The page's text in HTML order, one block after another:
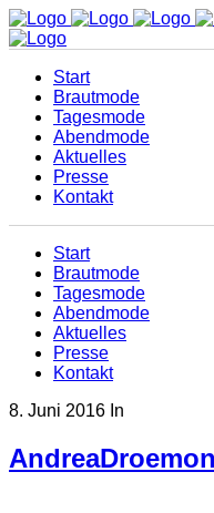
Start
Brautmode
Tagesmode
Abendmode
Aktuelles
Presse
Kontakt
Start
Brautmode
Tagesmode
Abendmode
Aktuelles
Presse
Kontakt
8. Juni 2016 In